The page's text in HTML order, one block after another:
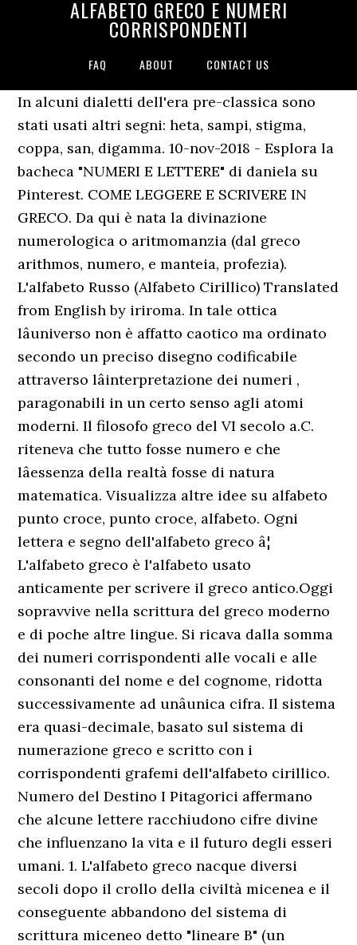
ALFABETO GRECO E NUMERI
CORRISPONDENTI
FAQ ABOUT CONTACT US
In alcuni dialetti dell'era pre-classica sono
stati usati altri segni: heta, sampi, stigma,
coppa, san, digamma. 10-nov-2018 - Esplora la
bacheca "NUMERI E LETTERE" di daniela su
Pinterest. COME LEGGERE E SCRIVERE IN
GRECO. Da qui è nata la divinazione
numerologica o aritmomanzia (dal greco
arithmos, numero, e manteia, profezia).
L'alfabeto Russo (Alfabeto Cirillico) Translated
from English by iriroma. In tale ottica
lâuniverso non è affatto caotico ma ordinato
secondo un preciso disegno codificabile
attraverso lâinterpretazione dei numeri ,
paragonabili in un certo senso agli atomi
moderni. Il filosofo greco del VI secolo a.C.
riteneva che tutto fosse numero e che
lâessenza della realtà fosse di natura
matematica. Visualizza altre idee su alfabeto
punto croce, punto croce, alfabeto. Ogni
lettera e segno dell'alfabeto greco â¦
L'alfabeto greco è l'alfabeto usato
anticamente per scrivere il greco antico.Oggi
sopravvive nella scrittura del greco moderno
e di poche altre lingue. Si ricava dalla somma
dei numeri corrispondenti alle vocali e alle
consonanti del nome e del cognome, ridotta
successivamente ad unâunica cifra. Il sistema
era quasi-decimale, basato sul sistema di
numerazione greco e scritto con i
corrispondenti grafemi dell'alfabeto cirillico.
Numero del Destino I Pitagorici affermano
che alcune lettere racchiudono cifre divine
che influenzano la vita e il futuro degli esseri
umani. 1. L'alfabeto greco nacque diversi
secoli dopo il crollo della civiltà micenea e il
conseguente abbandono del sistema di
scrittura miceneo detto "lineare B" (un